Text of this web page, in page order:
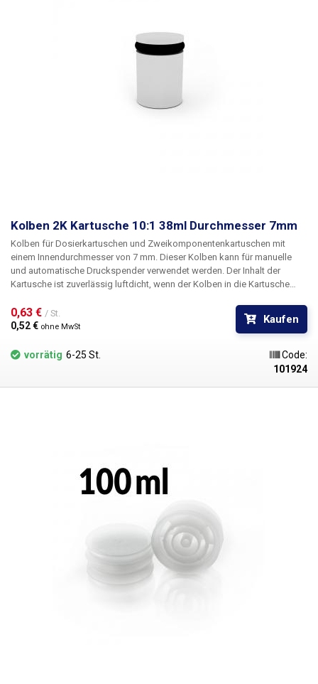
Kolben 2K Kartusche 10:1 38ml Durchmesser 7mm
Kolben für Dosierkartuschen und Zweikomponentenkartuschen mit
einem Innendurchmesser von 7 mm. Dieser Kolben kann für manuelle
und automatische Druckspender verwendet werden. Der Inhalt der
Kartusche ist zuverlässig luftdicht, wenn der Kolben in die Kartusche
Kolben in die Kartusche eingesetzt ist. Das Kolbenmaterial ist frei von
Chloriden und Silikonen, beständig gegen Laugen und industrielle
Flussmittel, Klebstoffe, Schmiermittel, Silber-Wärmeleitpasten, Farben,
Tinten, Elektrolyte, Epoxidharze, Cyanacrylate, Silikone, Schmiermittel,
0,63 € / St.
0,52 € ohne MwSt
Kaufen
vorrätig 6-25 St.
Code:
101924